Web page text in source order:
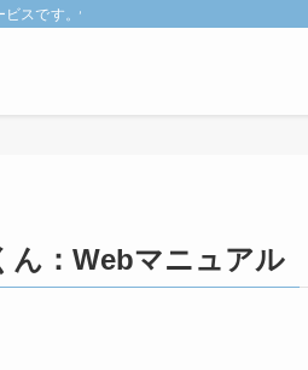
スです。悩みの深い見込み客だけを狙い
ん：Webマニュアル